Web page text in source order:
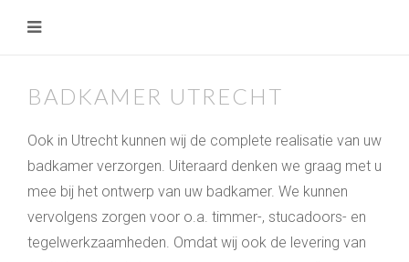
BADKAMER UTRECHT
Ook in Utrecht kunnen wij de complete realisatie van uw
badkamer verzorgen. Uiteraard denken we graag met u
mee bij het ontwerp van uw badkamer. We kunnen
vervolgens zorgen voor o.a. timmer-, stucadoors- en
tegelwerkzaamheden. Omdat wij ook de levering van